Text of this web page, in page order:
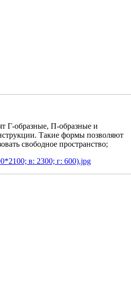
Г-образные, П-образные и
Такие формы позволяют
свободное пространство;